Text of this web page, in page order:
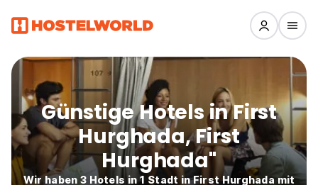
Günstige Hotels in First
Hurghada, First
Hurghada"
Wir haben 3 Hotels in 1 Stadt in First Hurghada mit